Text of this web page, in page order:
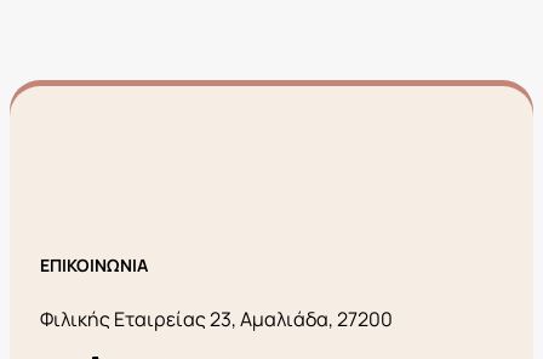
ΕΠΙΚΟΙΝΩΝΙΑ
Φιλικής Εταιρείας 23, Αμαλιάδα, 27200